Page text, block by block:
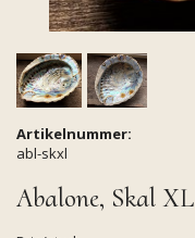
Artikelnummer:
abl-skxl
Abalone, Skal XL